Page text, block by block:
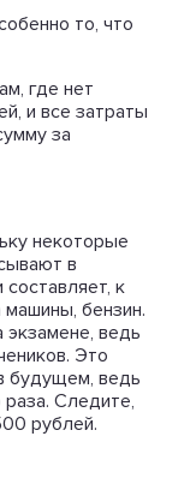
то, что
где нет
и все затраты
за
некоторые
в
к
бензин.
экзамене, ведь
Это
будущем, ведь
Следите,
рублей.